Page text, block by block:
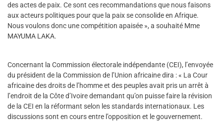
des actes de paix. Ce sont ces recommandations que nous faisons
aux acteurs politiques pour que la paix se consolide en Afrique.
Nous voulons donc une compétition apaisée », a souhaité Mme
MAYUMA LAKA.
Concernant la Commission électorale indépendante (CEI), l’envoyée
du président de la Commission de l’Union africaine dira : « La Cour
africaine des droits de l’homme et des peuples avait pris un arrêt à
l’endroit de la Côte d’Ivoire demandant qu’on puisse faire la révision
de la CEI en la réformant selon les standards internationaux. Les
discussions sont en cours entre l’opposition et le gouvernement.